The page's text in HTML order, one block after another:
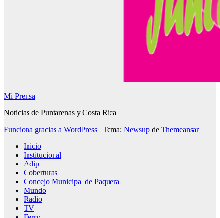
Mi Prensa
Noticias de Puntarenas y Costa Rica
Funciona gracias a WordPress | Tema: Newsup de Themeansar
Inicio
Institucional
Adip
Coberturas
Concejo Municipal de Paquera
Mundo
Radio
TV